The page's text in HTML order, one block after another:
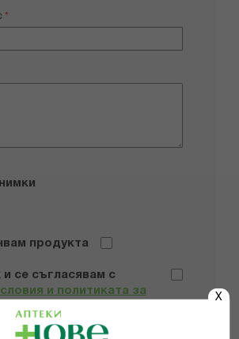
X
продукта
и се съгласявам с
и политиката за